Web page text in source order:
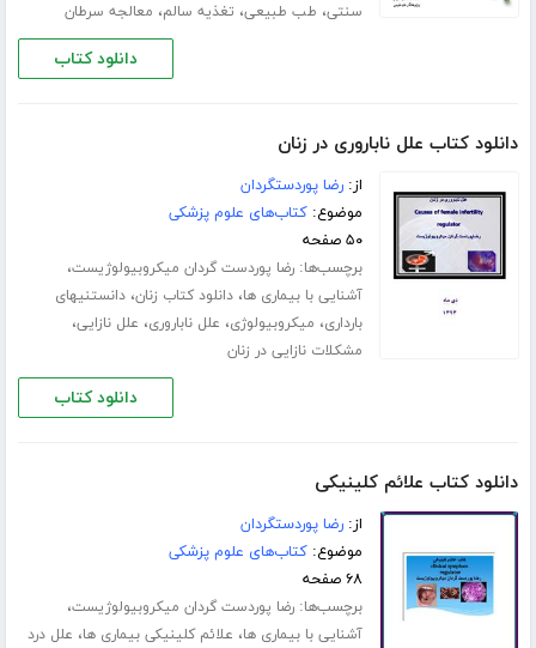
سنتی، طب طبیعی، تغذیه سالم، معالجه سرطان
دانلود کتاب
دانلود کتاب علل ناباروری در زنان
از:رضا پوردستگردان
موضوع:کتاب‌های علوم پزشکی
۵۰ صفحه
برچسب‌ها:رضا پوردست گردان میکروبیولوژیست،
آشنایی با بیماری ها،دانلود کتاب زنان،دانستنیهای
بارداری، میکروبیولوژی، علل ناباروری، علل نازایی،
مشکلات نازایی در زنان
دانلود کتاب
دانلود کتاب علائم کلینیکی
از:رضا پوردستگردان
موضوع:کتاب‌های علوم پزشکی
۶۸ صفحه
برچسب‌ها:رضا پوردست گردان میکروبیولوژیست،
آشنایی با بیماری ها، علائم کلینیکی بیماری ها، علل درد